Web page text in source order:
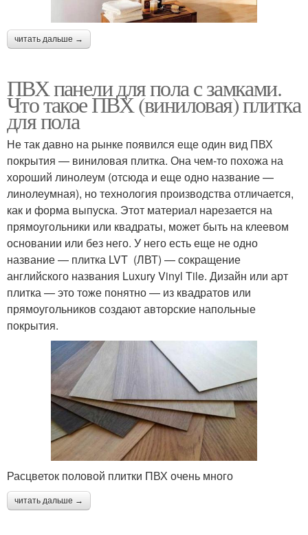
читать дальше →
ПВХ панели для пола с замками.
Что такое ПВХ (виниловая) плитка
для пола
Не так давно на рынке появился еще один вид ПВХ
покрытия — виниловая плитка. Она чем-то похожа на
хороший линолеум (отсюда и еще одно название —
линолеумная), но технология производства отличается,
как и форма выпуска. Этот материал нарезается на
прямоугольники или квадраты, может быть на клеевом
основании или без него. У него есть еще не одно
название — плитка LVT (ЛВТ) — сокращение
английского названия Luxury Vinyl Tile. Дизайн или арт
плитка — это тоже понятно — из квадратов или
прямоугольников создают авторские напольные
покрытия.
Расцветок половой плитки ПВХ очень много
читать дальше →